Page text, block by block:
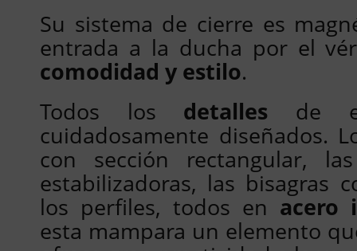
Su sistema de cierre es
entrada a la ducha por el
comodidad y estilo.
Todos los detalles de
cuidadosamente diseñados.
con sección rectangular,
estabilizadoras, las bisagras
los perfiles, todos en acero
esta mampara un elemento